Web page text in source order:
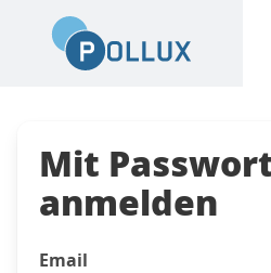
Mit
anmelden
Email